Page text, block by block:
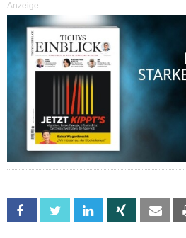
Anzeige
Facebook Twitter Linkedin Xing